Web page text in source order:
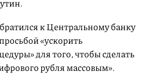
к Центральному банку
«ускорить
для того, чтобы сделать
рубля массовым».